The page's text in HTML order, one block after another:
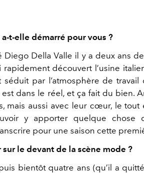
a-t-elle démarré pour vous ?
Diego Della Valle il y a deux ans
rapidement découvert l’usine
séduit par l’atmosphère de
est dans le réel, et ça fait du bien.
mais aussi avec leur cœur, le tout
y apporter quelque chose
pour une saison cette
le devant de la scène mode ?
bientôt quatre ans (qu’il a